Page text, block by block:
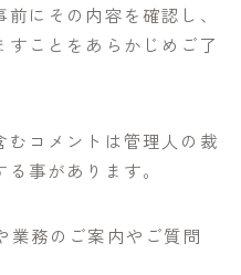
にその内容を確認し、
ことをあらかじめご了
コメントは管理人の裁
事があります。
業務のご案内やご質問